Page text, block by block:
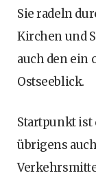
Sie radeln
Kirchen und
auch den ein
Ostseeblick.
Startpunkt ist
übrigens